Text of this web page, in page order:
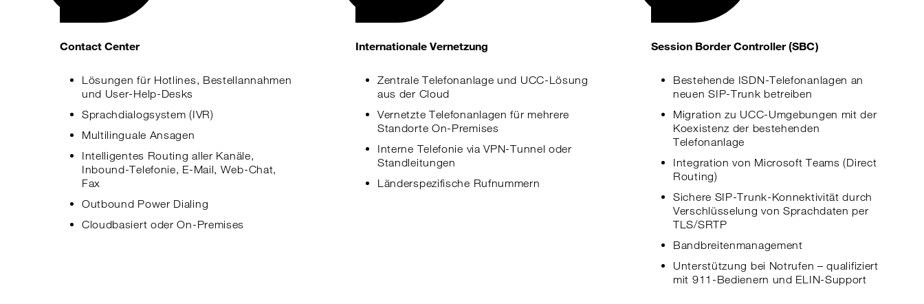
Contact Center
Lösungen für Hotlines, Bestellannahmen
und User-Help-Desks
Sprachdialogsystem (IVR)
Multilinguale Ansagen
Intelligentes Routing aller Kanäle,
Inbound-Telefonie, E-Mail, Web-Chat,
Fax
Outbound Power Dialing
Cloudbasiert oder On-Premises
Internationale Vernetzung
Zentrale Telefonanlage und UCC-Lösung
aus der Cloud
Vernetzte Telefonanlagen für mehrere
Standorte On-Premises
Interne Telefonie via VPN-Tunnel oder
Standleitungen
Länderspezifische Rufnummern
Session Border Controller (SBC)
Bestehende ISDN-Telefonanlagen an
neuen SIP-Trunk betreiben
Migration zu UCC-Umgebungen mit der
Koexistenz der bestehenden
Telefonanlage
Integration von Microsoft Teams (Direct
Routing)
Sichere SIP-Trunk-Konnektivität durch
Verschlüsselung von Sprachdaten per
TLS/SRTP
Bandbreitenmanagement
Unterstützung bei Notrufen – qualifiziert
mit 911-Bedienern und ELIN-Support